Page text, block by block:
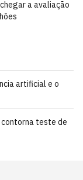
a avaliação
artificial e o
contorna teste de